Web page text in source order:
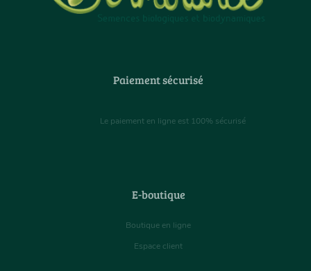
Paiement sécurisé
Le paiement en ligne est 100% sécurisé
E-boutique
Boutique en ligne
Espace client